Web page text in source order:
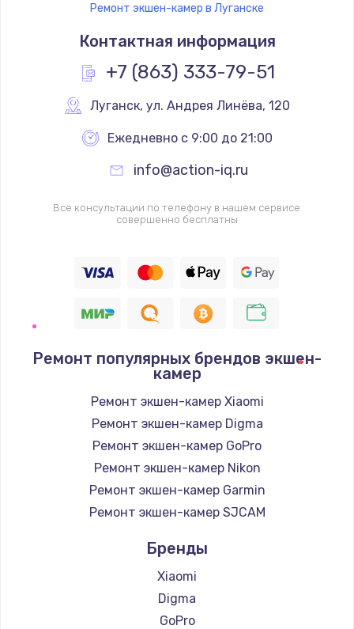
Замена термостата
1200 руб.
Заказать
Замена реле
700 руб.
Замена ТЭНа
2500 руб.
Замена шнура
Заказать
Замена / ремонт электронного модуля
управления
600 руб.
Заказать
Замена конфорки
1100 руб.
Заказать
Ремонт экшен-камер в Луганске
Контактная информация
+7 (863) 333-79-51
Луганск, ул. Андрея Линёва, 120
Ежедневно с 9:00 до 21:00
info@action-iq.ru
Все консультации по телефону в нашем сервисе
совершенно бесплатны
Ремонт популярных брендов экшен-
камер
Ремонт экшен-камер Xiaomi
Ремонт экшен-камер Digma
Ремонт экшен-камер GoPro
Ремонт экшен-камер Nikon
Ремонт экшен-камер Garmin
Ремонт экшен-камер SJCAM
Бренды
Xiaomi
Digma
GoPro